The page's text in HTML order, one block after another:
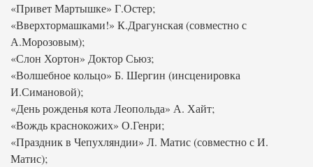
«Привет Мартышке» Г.Остер;
«Вверхтормашками!» К.Драгунская (совместно с
А.Морозовым);
«Слон Хортон» Доктор Сьюз;
«Волшебное кольцо» Б. Шергин (инсценировка
И.Симановой);
«День рожденья кота Леопольда» А. Хайт;
«Вождь краснокожих» О.Генри;
«Праздник в Чепухляндии» Л. Матис (совместно с И.
Матис);